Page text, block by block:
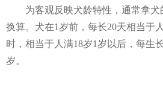
为客观反映犬龄特性，通常拿犬
换算。犬在1岁前，每长20天相当于
时，相当于人满18岁1岁以后，每生
岁。